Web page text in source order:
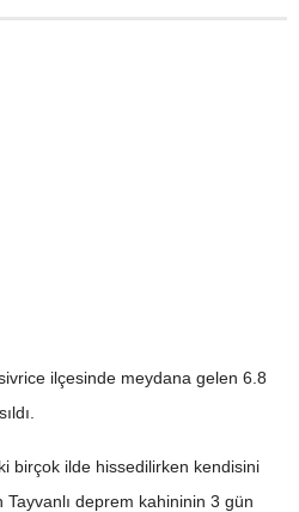
ilçesinde meydana gelen 6.8
birçok ilde hissedilirken kendisini
Tayvanlı deprem kahininin 3 gün